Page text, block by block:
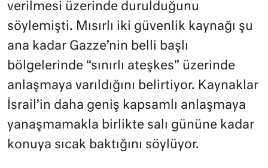
verilmesi üzerinde durulduğunu
söylemişti. Mısırlı iki güvenlik kaynağı şu
ana kadar Gazze’nin belli başlı
bölgelerinde “sınırlı ateşkes” üzerinde
anlaşmaya varıldığını belirtiyor. Kaynaklar
İsrail’in daha geniş kapsamlı anlaşmaya
yanaşmamakla birlikte salı gününe kadar
konuya sıcak baktığını söylüyor.